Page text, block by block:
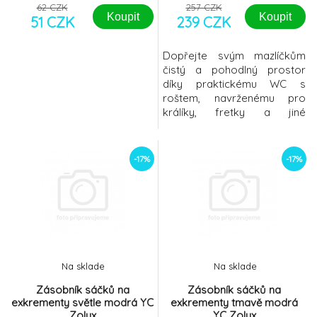
62 CZK
51 CZK Koupit
257 CZK
239 CZK Koupit
Dopřejte svým mazlíčkům
čistý a pohodlný prostor
díky praktickému WC s
roštem, navrženému pro
králíky, fretky a jiné
chovatelské klece a
umožňuje zvířátkům
-17%
Zásobník sáčků na
exkrementy světle modrá YC
Na sklade
-17%
Zásobník sáčků na
exkrementy tmavě modrá
Na sklade